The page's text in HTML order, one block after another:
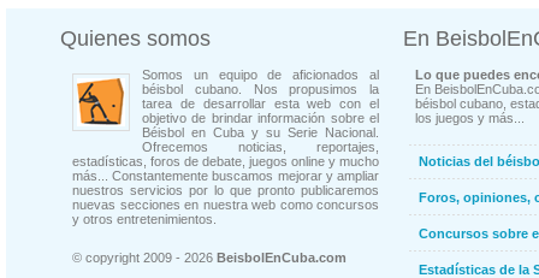
Quienes somos
Somos un equipo de aficionados al
béisbol cubano. Nos propusimos la
tarea de desarrollar esta web con el
objetivo de brindar información sobre el
Béisbol en Cuba y su Serie Nacional.
Ofrecemos noticias, reportajes,
estadísticas, foros de debate, juegos online y mucho
más... Constantemente buscamos mejorar y ampliar
nuestros servicios por lo que pronto publicaremos
nuevas secciones en nuestra web como concursos
y otros entretenimientos.
© copyright 2009 - 2026 BeisbolEnCuba.com
En
Lo que puedes
En
béisbol cubano,
los juegos y más...
Noticias del
Foros, opiniones,
Concursos sobre
Estadísticas de la